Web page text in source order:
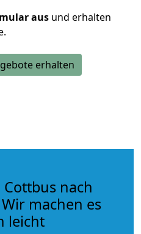
aus und erhalten
erhalten
nach
machen es
leicht